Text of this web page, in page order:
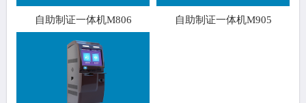
自助制证一体机M806 自助制证一体机M905